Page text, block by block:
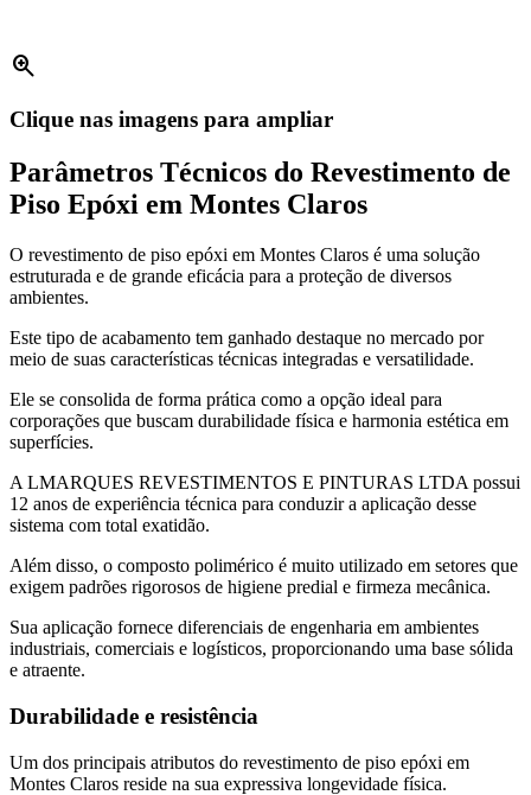
zoom_in
Clique nas imagens para ampliar
Parâmetros Técnicos do Revestimento de
Piso Epóxi em Montes Claros
O revestimento de piso epóxi em Montes Claros é uma solução
estruturada e de grande eficácia para a proteção de diversos
ambientes.
Este tipo de acabamento tem ganhado destaque no mercado por
meio de suas características técnicas integradas e versatilidade.
Ele se consolida de forma prática como a opção ideal para
corporações que buscam durabilidade física e harmonia estética em
superfícies.
A LMARQUES REVESTIMENTOS E PINTURAS LTDA possui
12 anos de experiência técnica para conduzir a aplicação desse
sistema com total exatidão.
Além disso, o composto polimérico é muito utilizado em setores que
exigem padrões rigorosos de higiene predial e firmeza mecânica.
Sua aplicação fornece diferenciais de engenharia em ambientes
industriais, comerciais e logísticos, proporcionando uma base sólida
e atraente.
Durabilidade e resistência
Um dos principais atributos do revestimento de piso epóxi em
Montes Claros reside na sua expressiva longevidade física.